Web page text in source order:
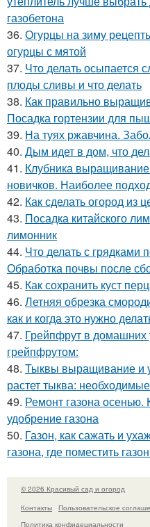
газобетона
36. Огурцы на зиму
огурцы с мятой
37. Что делать осыпается
плоды сливы и что делать
38. Как правильно
Посадка гортензии для
39. На туях ржавчина.
40. Дым идет в дом, что
41. Клубника выращивание
новичков. Наиболее
42. Как сделать огород из
43. Посадка китайского
лимонник
44. Что делать с грядками
Обработка почвы после
45. Как сохранить куст
46. Летняя обрезка
как и когда это нужно
47. Грейпфрут в домашних
грейпфрутом:
48. Тыквы выращивание и
растет тыква:
49. Ремонт газона осенью.
удобрение газона
50. Газон, как сажать и
газона, где поместить
© 2026 Красивый сад и огород
Контакты
Пользовательское
Политика конфидециальности